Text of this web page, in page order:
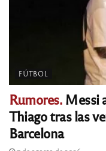
FÚTBOL
Rumores.Messi
Thiago tras las
Barcelona